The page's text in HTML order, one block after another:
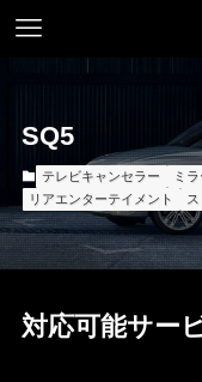
SQ5
テレビキャンセラー
ミ
リアエンターテイメント
対応可能サー